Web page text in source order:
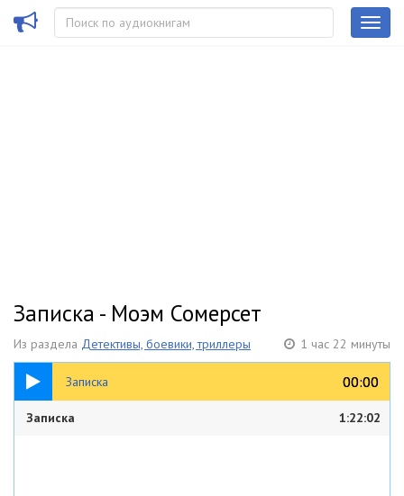
Записка - Моэм Сомерсет
Из раздела Детективы, боевики, триллеры 1 час 22 минуты
Записка 00:00
00:00
1:22:02
Записка 1:22:02